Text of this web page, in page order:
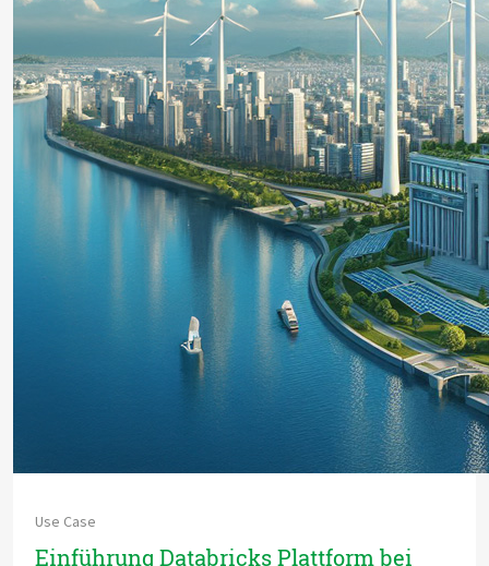
Use Case
Einführung Databricks Plattform bei